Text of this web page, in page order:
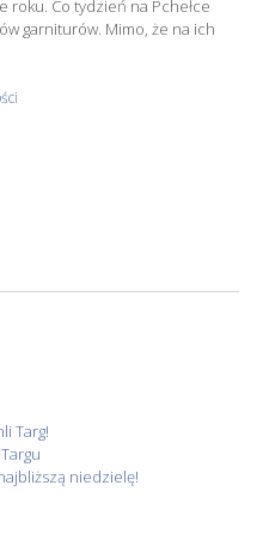
Co tydzień na Pchełce
garniturów. Mimo, że na ich
Targ!
niedzielę!